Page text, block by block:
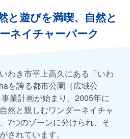
と遊びを満喫、自然と
ネイチャーパーク
わき市平上高久にある「いわ
を誇る都市公園（広域公
業計画が始まり、2005年に
然と親しむワンダーネイチャ
7つのゾーンに分けられ、そ
されています。